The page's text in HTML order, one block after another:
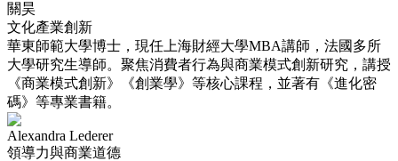
關昊
文化產業創新
華東師範大學博士，現任上海財經大學MBA講師，法國多所
大學研究生導師。聚焦消費者行為與商業模式創新研究，講授
《商業模式創新》《創業學》等核心課程，並著有《進化密
碼》等專業書籍。
Alexandra Lederer
領導力與商業道德